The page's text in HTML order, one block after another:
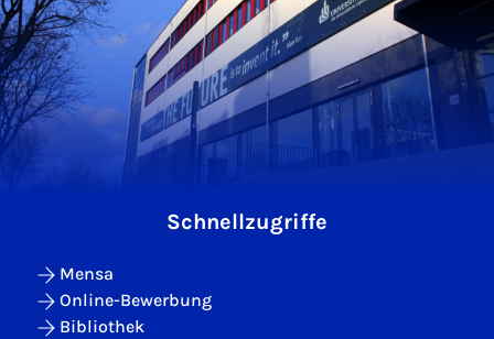
Schnellzugriffe
Mensa
Online-Bewerbung
Bibliothek